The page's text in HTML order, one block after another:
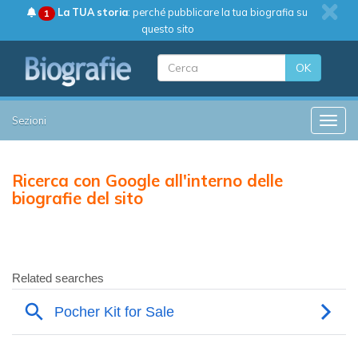
1 La TUA storia: perché pubblicare la tua biografia su
questo sito
OK
Sezioni
Ricerca con Google all'interno delle
biografie del sito